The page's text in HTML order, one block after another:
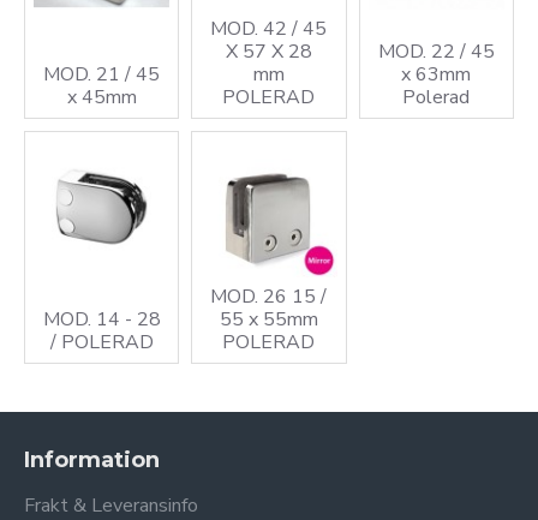
MOD. 21 / 45
x 45mm
MOD. 42 / 45
X 57 X 28
mm
POLERAD
MOD. 22 / 45
x 63mm
Polerad
MOD. 14 - 28
/ POLERAD
MOD. 26 15 /
55 x 55mm
POLERAD
Information
Frakt & Leveransinfo